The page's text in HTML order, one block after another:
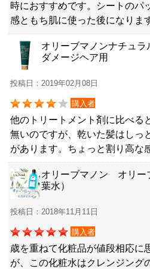
時におすすめです。シートのパ
感ともち肌に使った後になりま
オリーブマノンナチュ
ダメージヘア用
投稿日：2019年02月08日
購入者
他のトリートメント剤に比べる
無いのですが、乾いた髪はしっ
があります。ちょっと割り高な
オリーブマノン オリー
葉水）
投稿日：2018年11月11日
購入者
歳を重ねて化粧品が値段相応に
が、この化粧水はクレンジング